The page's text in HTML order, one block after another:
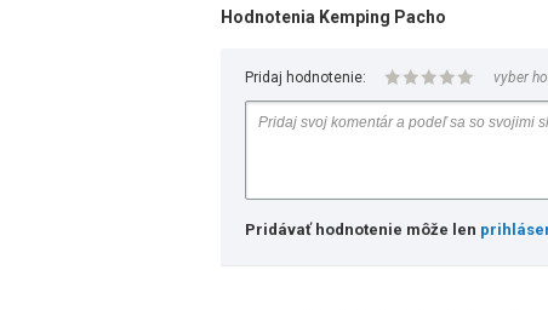
Hodnotenia Kemping Pacho
Pridaj hodnotenie: vyber
Pridávať hodnotenie môže len